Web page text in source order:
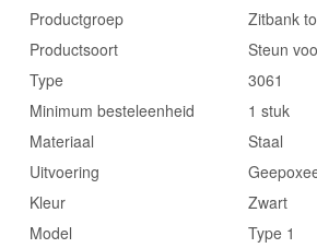
Productgroep
Zitbank
Productsoort
Steun
Type
3061
Minimum besteleenheid
1 stuk
Materiaal
Staal
Uitvoering
Kleur
Zwart
Model
Type 1